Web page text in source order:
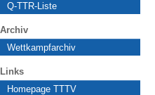
Q-TTR-Liste
Archiv
Wettkampfarchiv
Links
Homepage TTTV